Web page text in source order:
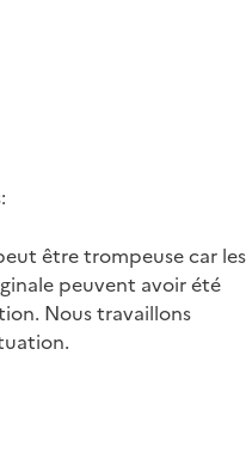
être trompeuse car les
peuvent avoir été
Nous travaillons